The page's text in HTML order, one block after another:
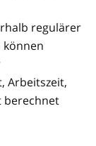
regulärer
können
Arbeitszeit,
berechnet